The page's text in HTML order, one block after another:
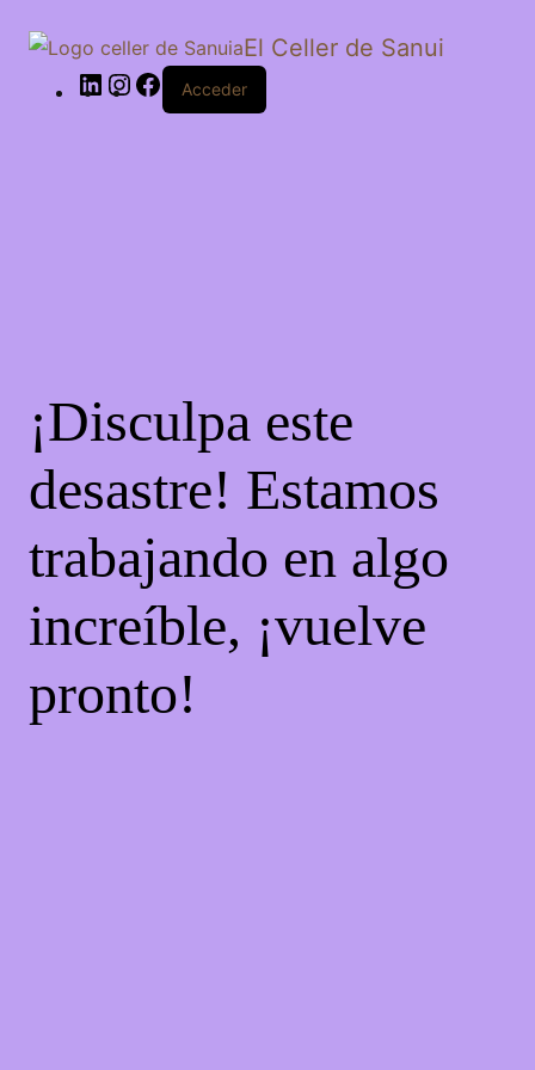
El Celler de Sanui
Acceder
¡Disculpa este
desastre! Estamos
trabajando en algo
increíble, ¡vuelve
pronto!